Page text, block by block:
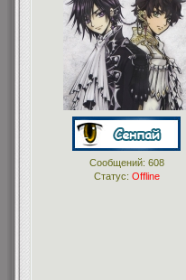
Сообщений: 608
Статус: Offline